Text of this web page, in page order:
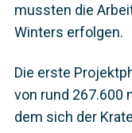
mussten die
Winters erfolgen.
Die erste
von rund 267.600
dem sich der